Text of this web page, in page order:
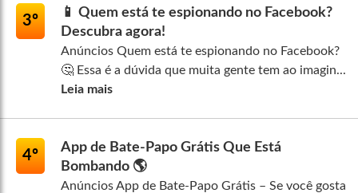
3º
📱 Quem está te espionando no Facebook?
Descubra agora!
Anúncios Quem está te espionando no Facebook?
🤔 Essa é a dúvida que muita gente tem ao imagin...
Leia mais
4º
App de Bate-Papo Grátis Que Está
Bombando 🌎
Anúncios App de Bate-Papo Grátis – Se você gosta